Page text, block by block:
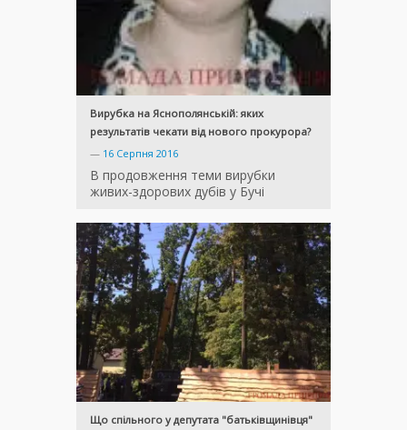
Вирубка на Яснополянській: яких
результатів чекати від нового прокурора?
— 16 Серпня 2016
В продовження теми вирубки
живих-здорових дубів у Бучі
Що спільного у депутата "батьківщинівця"